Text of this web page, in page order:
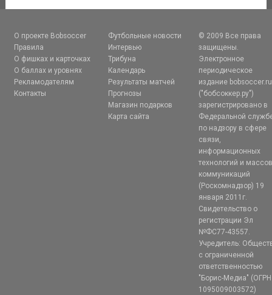
О проекте Bobsoccer
Правила
О фишках и карточках
О баллах и уровнях
Рекламодателям
Контакты
Футбольные новости
Интервью
Трибуна
Календарь
Результаты матчей
Прогнозы
Магазин подарков
Карта сайта
© 2009 Все права
защищены.
Электронное
периодическое
издание bobsoccer.ru
("бобсоккер.ру")
зарегистрировано в
Федеральной
по надзору в сфере
связи,
информационных
технологий и
коммуникаций
(Роскомнадзор) 19
января 2011г.
Свидетельство о
регистрации Эл
№ФС77-43557.
Учредитель:
с ограниченной
ответственностью
"Борис-Медиа" (ОГРН
1095009003572)